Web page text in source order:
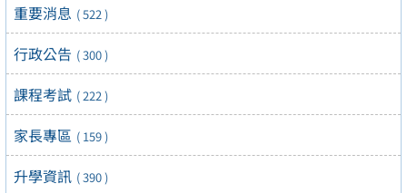
重要消息 ( 522 )
行政公告 ( 300 )
課程考試 ( 222 )
家長專區 ( 159 )
升學資訊 ( 390 )